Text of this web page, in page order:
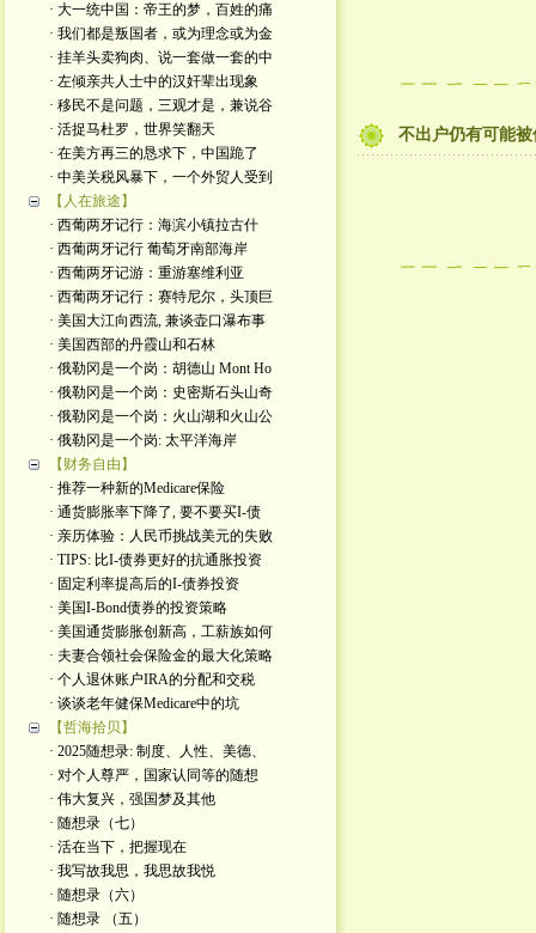
· 大一统中国：帝王的梦，百姓的痛
· 我们都是叛国者，或为理念或为金
· 挂羊头卖狗肉、说一套做一套的中
· 左倾亲共人士中的汉奸辈出现象
· 移民不是问题，三观才是，兼说谷
· 活捉马杜罗，世界笑翻天
· 在美方再三的恳求下，中国跪了
· 中美关税风暴下，一个外贸人受到
【人在旅途】
· 西葡两牙记行：海滨小镇拉古什
· 西葡两牙记行 葡萄牙南部海岸
· 西葡两牙记游：重游塞维利亚
· 西葡两牙记行：赛特尼尔，头顶巨
· 美国大江向西流, 兼谈壶口瀑布事
· 美国西部的丹霞山和石林
· 俄勒冈是一个岗：胡德山 Mont Ho
· 俄勒冈是一个岗：史密斯石头山奇
· 俄勒冈是一个岗：火山湖和火山公
· 俄勒冈是一个岗: 太平洋海岸
【财务自由】
· 推荐一种新的Medicare保险
· 通货膨胀率下降了, 要不要买I-债
· 亲历体验：人民币挑战美元的失败
· TIPS: 比I-债券更好的抗通胀投资
· 固定利率提高后的I-债券投资
· 美国I-Bond债券的投资策略
· 美国通货膨胀创新高，工薪族如何
· 夫妻合领社会保险金的最大化策略
· 个人退休账户IRA的分配和交税
· 谈谈老年健保Medicare中的坑
【哲海拾贝】
· 2025随想录: 制度、人性、美德、
· 对个人尊严，国家认同等的随想
· 伟大复兴，强国梦及其他
· 随想录（七）
· 活在当下，把握现在
· 我写故我思，我思故我悦
· 随想录（六）
· 随想录 （五）
不出户仍有可能